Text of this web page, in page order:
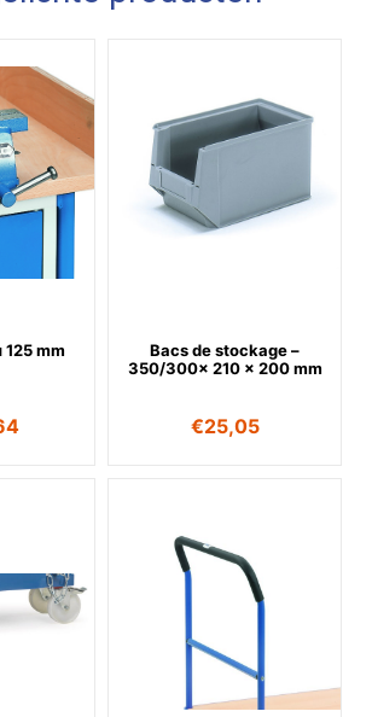
125 mm
Bacs de stockage –
350/300x 210 x 200 mm
€25,05